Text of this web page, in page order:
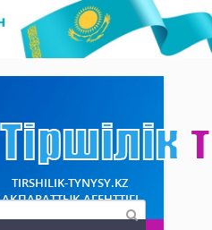
TIRSHILIK-TYNYSY.KZ
АҚПАРАТТЫҚ АГЕНТТІГІ